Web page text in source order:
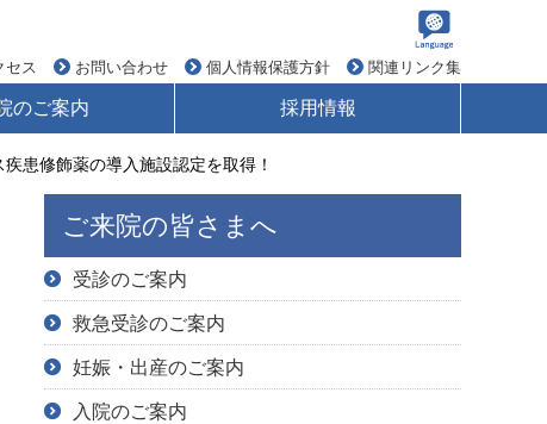
セス お問い合わせ 個人情報保護方針 関連リンク集
のご案内 採用情報
患修飾薬の導入施設認定を取得！
ご来院の皆さまへ
受診のご案内
救急受診のご案内
妊娠・出産のご案内
入院のご案内